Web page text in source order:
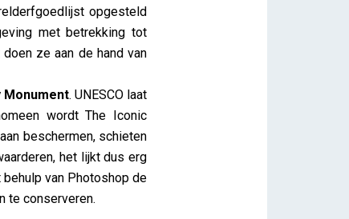
opgesteld
met betrekking tot
ze aan de hand van
Monument. UNESCO laat
wordt The Iconic
beschermen, schieten
het lijkt dus erg
van Photoshop de
te conserveren.